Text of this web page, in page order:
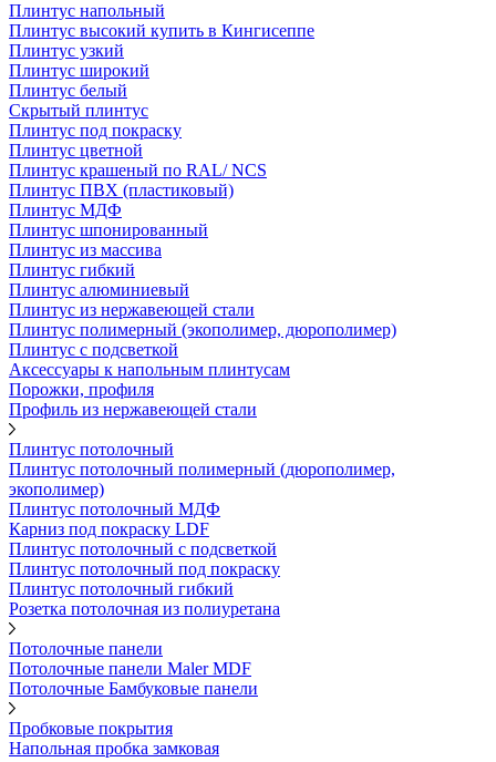
Плинтус напольный
Плинтус высокий купить в Кингисеппе
Плинтус узкий
Плинтус широкий
Плинтус белый
Скрытый плинтус
Плинтус под покраску
Плинтус цветной
Плинтус крашеный по RAL/ NCS
Плинтус ПВХ (пластиковый)
Плинтус МДФ
Плинтус шпонированный
Плинтус из массива
Плинтус гибкий
Плинтус алюминиевый
Плинтус из нержавеющей стали
Плинтус полимерный (экополимер, дюрополимер)
Плинтус с подсветкой
Аксессуары к напольным плинтусам
Порожки, профиля
Профиль из нержавеющей стали
Плинтус потолочный
Плинтус потолочный полимерный (дюрополимер,
экополимер)
Плинтус потолочный МДФ
Карниз под покраску LDF
Плинтус потолочный с подсветкой
Плинтус потолочный под покраску
Плинтус потолочный гибкий
Розетка потолочная из полиуретана
Потолочные панели
Потолочные панели Maler MDF
Потолочные Бамбуковые панели
Пробковые покрытия
Напольная пробка замковая